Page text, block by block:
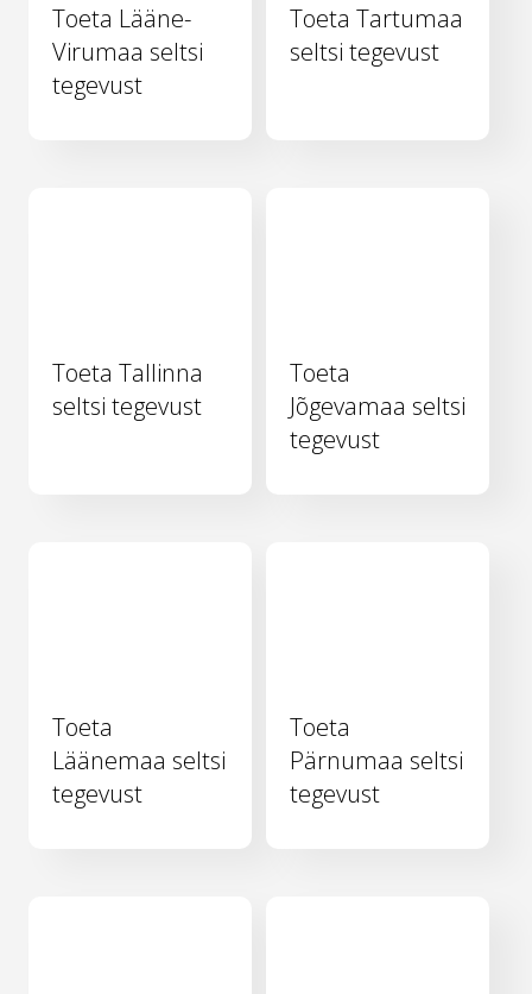
Toeta Lääne-
Virumaa seltsi
tegevust
Toeta Tartumaa
seltsi tegevust
Toeta Tallinna
seltsi tegevust
Toeta
Jõgevamaa seltsi
tegevust
Toeta
Läänemaa seltsi
tegevust
Toeta
Pärnumaa seltsi
tegevust